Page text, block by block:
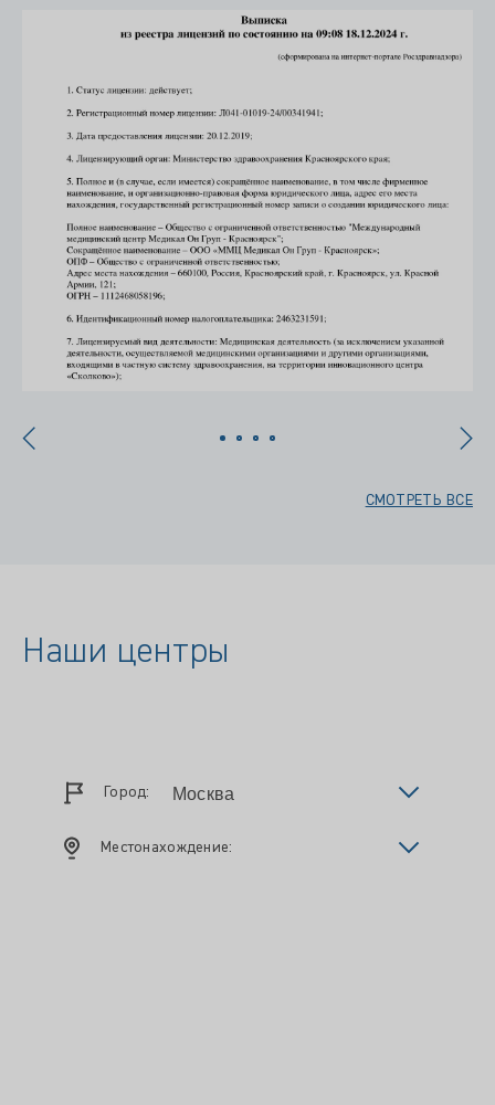
СМОТРЕТЬ ВСЕ
Наши центры
Город:
Местонахождение: